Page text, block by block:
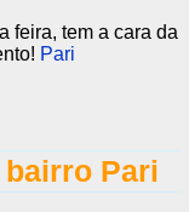
feira, tem a cara da
Pari
Pari